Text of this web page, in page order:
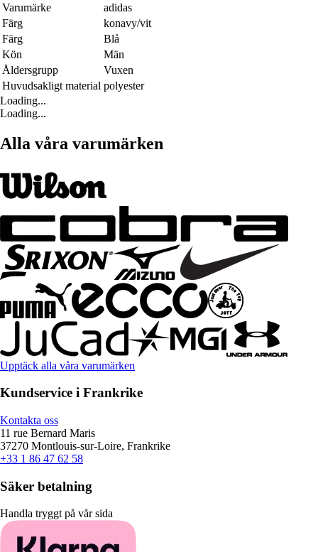
Varumärke
adidas
Färg
konavy/vit
Färg
Blå
Kön
Män
Åldersgrupp
Vuxen
Huvudsakligt material polyester
Loading...
Loading...
Alla våra varumärken
Upptäck alla våra varumärken
Kundservice i Frankrike
Kontakta oss
11 rue Bernard Maris
37270 Montlouis-sur-Loire, Frankrike
+33 1 86 47 62 58
Säker betalning
Handla tryggt på vår sida